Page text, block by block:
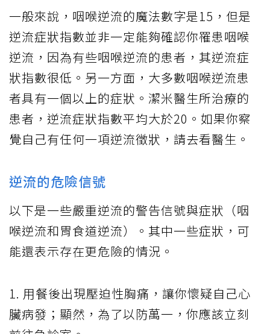
一般來說，咽喉逆流的魔法數字是15，但是
逆流症狀指數並非一定能夠確認你罹患咽喉
逆流，因為有些咽喉逆流的患者，其逆流症
狀指數很低。另一方面，大多數咽喉逆流患
者具有一個以上的症狀。潔米醫生所治療的
患者，逆流症狀指數平均大於20。如果你察
覺自己有任何一項逆流徵狀，請去看醫生。
逆流的危險信號
以下是一些嚴重逆流的警告信號與症狀（咽
喉逆流和胃食道逆流）。其中一些症狀，可
能還表示存在更危險的情況。
1. 用餐後出現壓迫性胸痛，讓你懷疑自己心
臟病發；顯然，為了以防萬一，你應該立刻